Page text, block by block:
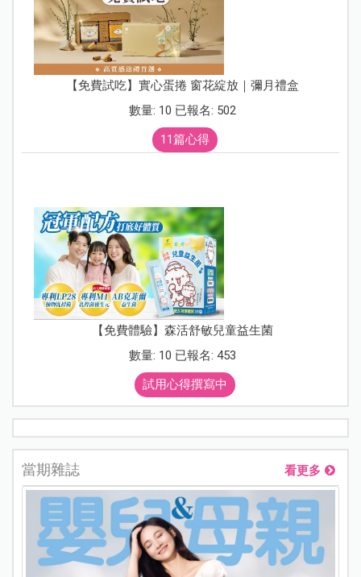
【免費試吃】實心蛋捲 窗花綻放｜彌月禮盒
數量: 10 已報名: 502
11篇心得
【免費體驗】森活舒敏兒童益生菌
數量: 10 已報名: 453
試用心得撰寫中
當期雜誌 看更多